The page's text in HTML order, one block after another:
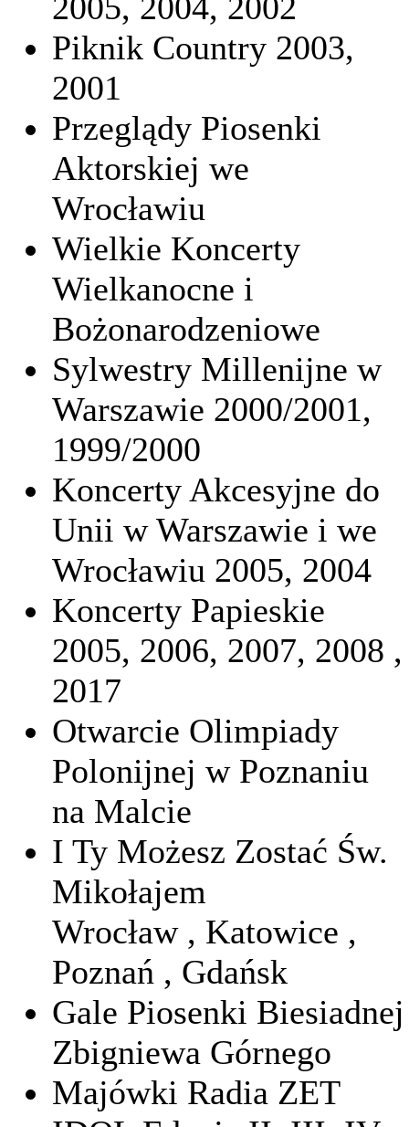
Piknik Country 2003,
2001
Przeglądy Piosenki
Aktorskiej we
Wrocławiu
Wielkie Koncerty
Wielkanocne i
Bożonarodzeniowe
Sylwestry Millenijne w
Warszawie 2000/2001,
1999/2000
Koncerty Akcesyjne do
Unii w Warszawie i we
Wrocławiu 2005, 2004
Koncerty Papieskie
2005, 2006, 2007, 2008 ,
2017
Otwarcie Olimpiady
Polonijnej w Poznaniu
na Malcie
I Ty Możesz Zostać Św.
Mikołajem
Wrocław , Katowice ,
Poznań , Gdańsk
Gale Piosenki Biesiadnej
Zbigniewa Górnego
Majówki Radia ZET